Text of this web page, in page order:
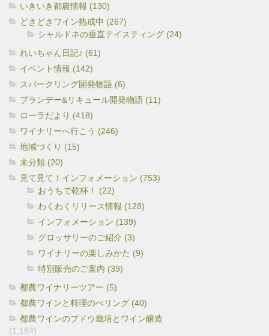
いきいき都農情報 (130)
どきどきワイン熟成中 (267)
シャルドネの垂直テイスティング (24)
れいちゃん日記♪ (61)
イベント情報 (142)
スパークリング開発物語 (6)
ブランデー&リキュール開発物語 (11)
ローラだより (418)
ワイナリーへ行こう (246)
地域づくり (15)
未分類 (20)
見て見て！インフォメーション (753)
おうちで乾杯！ (22)
わくわくリリース情報 (128)
インフォメーション (139)
グロッサリーのご紹介 (3)
ワイナリーの楽しみかた (9)
特別販売のご案内 (39)
都農ワイナリーツアー (5)
都農ワインと料理のぺリング (40)
都農ワインのブドウ栽培とワイン醸造
(1,184)